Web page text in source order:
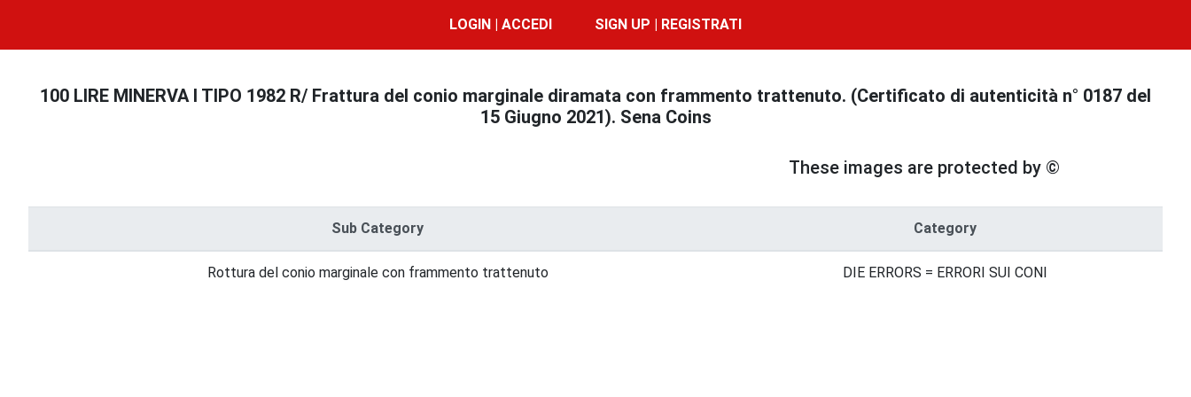
LOGIN | ACCEDI SIGN UP | REGISTRATI
100 LIRE MINERVA I TIPO 1982 R/ Frattura del conio marginale diramata con frammento trattenuto. (Certificato di autenticità n° 0187 del
15 Giugno 2021). Sena Coins
These images are protected by ©
Sub Category Category
Rottura del conio marginale con frammento trattenuto DIE ERRORS = ERRORI SUI CONI